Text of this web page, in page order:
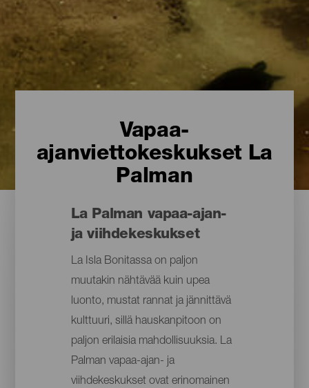
Vapaa-
ajanviettokeskukset La
Palman
La Palman vapaa-ajan-
ja viihdekeskukset
La Isla Bonitassa on paljon
muutakin nähtävää kuin upea
luonto, mustat rannat ja jännittävä
kulttuuri, sillä hauskanpitoon on
paljon erilaisia mahdollisuuksia. La
Palman vapaa-ajan- ja
viihdekeskukset ovat erinomainen